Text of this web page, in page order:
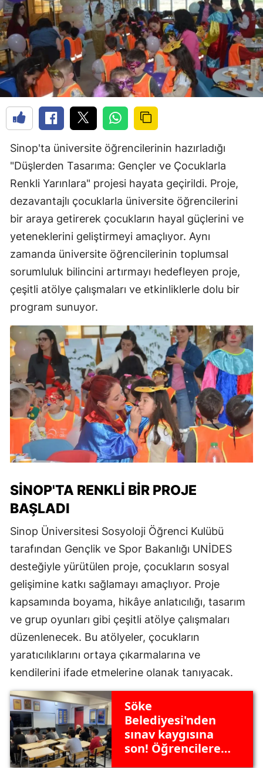
Sinop'ta üniversite öğrencilerinin hazırladığı
"Düşlerden Tasarıma: Gençler ve Çocuklarla
Renkli Yarınlara" projesi hayata geçirildi. Proje,
dezavantajlı çocuklarla üniversite öğrencilerini
bir araya getirerek çocukların hayal güçlerini ve
yeteneklerini geliştirmeyi amaçlıyor. Aynı
zamanda üniversite öğrencilerinin toplumsal
sorumluluk bilincini artırmayı hedefleyen proje,
çeşitli atölye çalışmaları ve etkinliklerle dolu bir
program sunuyor.
SINOP'TA RENKLI BIR PROJE
BAŞLADI
Sinop Üniversitesi Sosyoloji Öğrenci Kulübü
tarafından Gençlik ve Spor Bakanlığı UNİDES
desteğiyle yürütülen proje, çocukların sosyal
gelişimine katkı sağlamayı amaçlıyor. Proje
kapsamında boyama, hikâye anlatıcılığı, tasarım
ve grup oyunları gibi çeşitli atölye çalışmaları
düzenlenecek. Bu atölyeler, çocukların
yaratıcılıklarını ortaya çıkarmalarına ve
kendilerini ifade etmelerine olanak tanıyacak.
Söke
Belediyesi'nden
sınav kaygısına
son! Öğrencilere